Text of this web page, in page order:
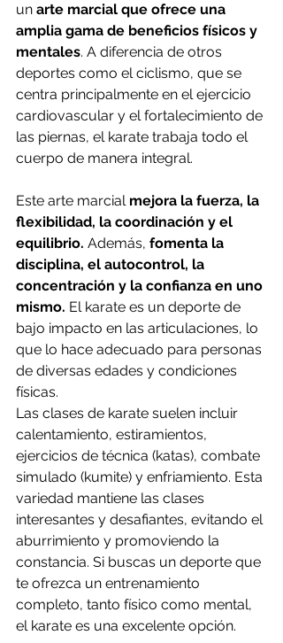
un arte marcial que ofrece una
amplia gama de beneficios físicos y
mentales. A diferencia de otros
deportes como el ciclismo, que se
centra principalmente en el ejercicio
cardiovascular y el fortalecimiento de
las piernas, el karate trabaja todo el
cuerpo de manera integral.
Este arte marcial mejora la fuerza, la
flexibilidad, la coordinación y el
equilibrio. Además, fomenta la
disciplina, el autocontrol, la
concentración y la confianza en uno
mismo. El karate es un deporte de
bajo impacto en las articulaciones, lo
que lo hace adecuado para personas
de diversas edades y condiciones
físicas.
Las clases de karate suelen incluir
calentamiento, estiramientos,
ejercicios de técnica (katas), combate
simulado (kumite) y enfriamiento. Esta
variedad mantiene las clases
interesantes y desafiantes, evitando el
aburrimiento y promoviendo la
constancia. Si buscas un deporte que
te ofrezca un entrenamiento
completo, tanto físico como mental,
el karate es una excelente opción.